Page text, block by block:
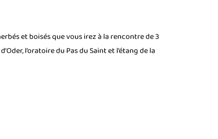
et boisés que vous irez à la rencontre de 3
l’oratoire du Pas du Saint et l’étang de la